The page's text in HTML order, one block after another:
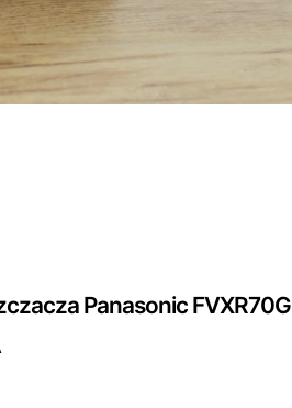
Panasonic FVXR70G